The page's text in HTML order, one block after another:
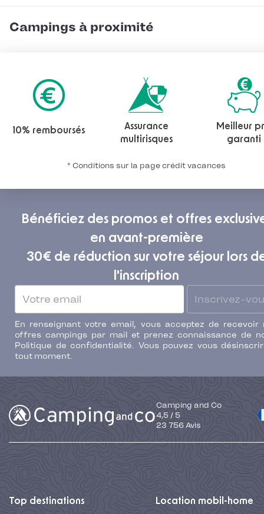
Campings à proximité
10% remboursés
Assurance
multirisques
Meilleur
garanti
* Conditions sur la page crédit vacances
Bénéficiez des promos et offres
en avant-première
30€ de réduction sur votre séjour lors
l'inscription
Inscrivez-
En renseignant votre email, vous acceptez de recevoir
offres campings par mail et prenez connaissance de
Politique de confidentialité. Vous pouvez vous
tout moment.
Camping and Co
4,5 / 5
23 756Avis
Top destinations Location mobil-home